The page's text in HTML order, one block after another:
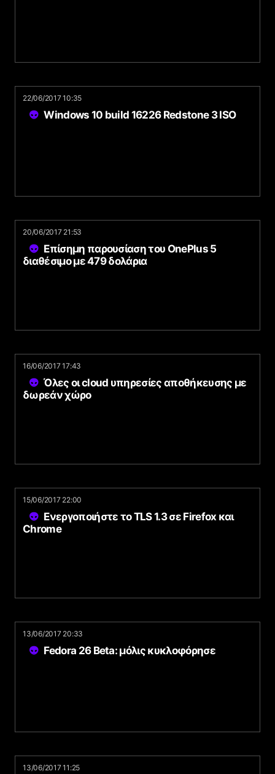
22/06/2017 10:35
Windows 10 build 16226 Redstone 3 ISO
20/06/2017 21:53
Επίσημη παρουσίαση του OnePlus 5
διαθέσιμο με 479 δολάρια
16/06/2017 17:43
Όλες οι cloud υπηρεσίες αποθήκευσης με
δωρεάν χώρο
15/06/2017 22:00
Ενεργοποιήστε το TLS 1.3 σε Firefox και
Chrome
13/06/2017 20:33
Fedora 26 Beta: μόλις κυκλοφόρησε
13/06/2017 11:25